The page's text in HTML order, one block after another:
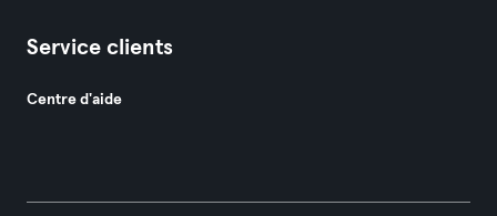
Service clients
Centre d'aide